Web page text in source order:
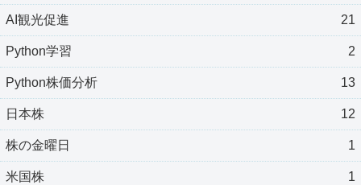
AI観光促進 21
Python学習 2
Python株価分析 13
日本株 12
株の金曜日 1
米国株 1